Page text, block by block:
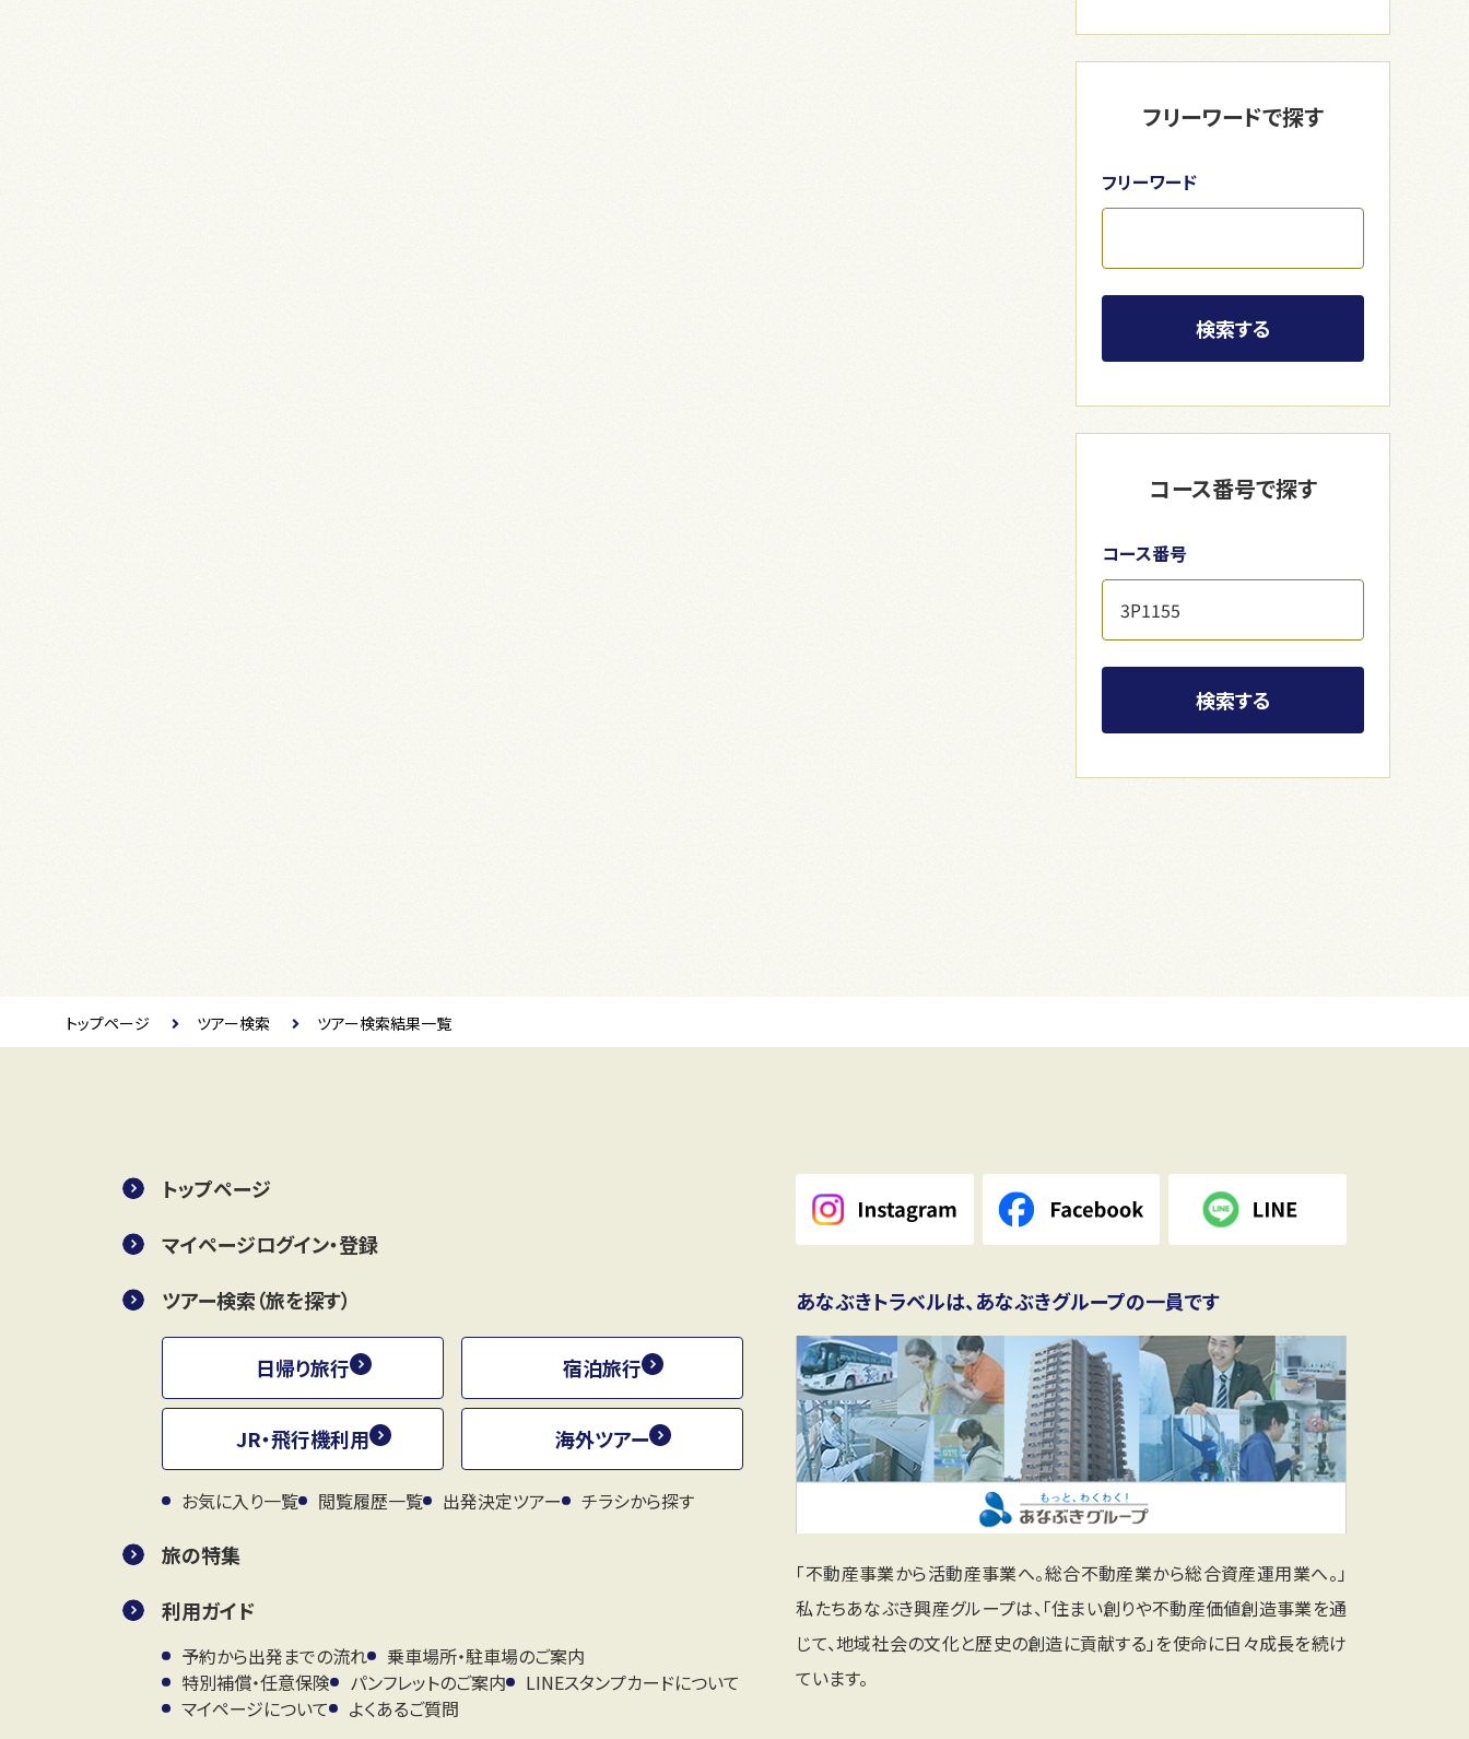
フリーワードで探す
フリーワード
検索する
コース番号で探す
コース番号
検索する
トップページ ツアー検索 ツアー検索結果一覧
トップページ
マイページログイン・登録
ツアー検索（旅を探す）
日帰り旅行 宿泊旅行
JR・飛行機利用 海外ツアー
お気に入り一覧 閲覧履歴一覧 出発決定ツアー チラシから探す
旅の特集
利用ガイド
予約から出発までの流れ
乗車場所・駐車場のご案内
特別補償・任意保険
パンフレットのご案内
LINEスタンプカードについて
マイページについて
よくあるご質問
あなぶきトラベルは、あなぶきグループの一員です
「不動産事業から活動産事業へ。総合不動産業から総合資産運用業へ。」
私たちあなぶき興産グループは、「住まい創りや不動産価値創造事業を通
じて、地域社会の文化と歴史の創造に貢献する」を使命に日々成長を続け
ています。